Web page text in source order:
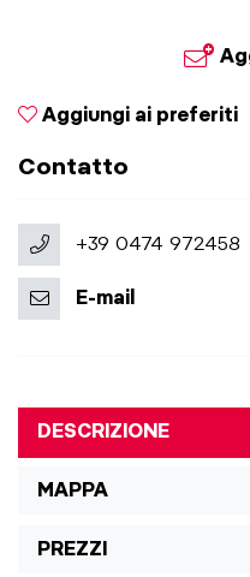
Aggiungi ai preferiti
Contatto
+39 0474 972458
E-mail
DESCRIZIONE
MAPPA
PREZZI